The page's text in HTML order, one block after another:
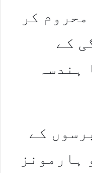
کر
کے
ہندسہ
کے
ہارمونز